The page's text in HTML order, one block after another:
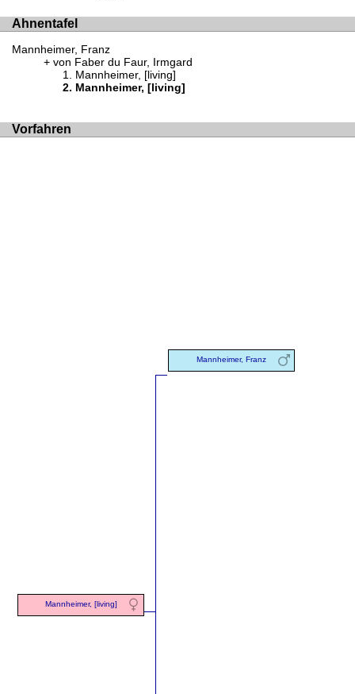
Ahnentafel
Mannheimer, Franz
von Faber du Faur, Irmgard
Mannheimer, [living]
Mannheimer, [living]
Vorfahren
Mannheimer, [living]
Mannheimer, Franz